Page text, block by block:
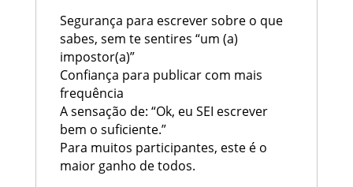
Segurança para escrever sobre o que
sabes, sem te sentires “um (a)
impostor(a)”
Confiança para publicar com mais
frequência
A sensação de: “Ok, eu SEI escrever
bem o suficiente.”
Para muitos participantes, este é o
maior ganho de todos.